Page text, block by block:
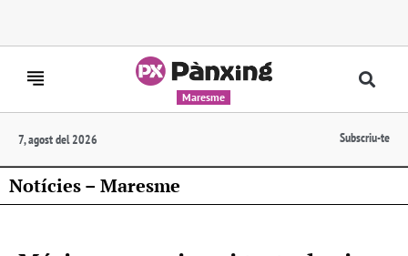
Maresme
7, agost del 2026 Subscriu-te
Notícies – Maresme